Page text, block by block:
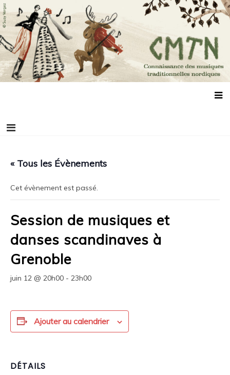
Aller
au
contenu
Connaissance des musiques traditionnelles
nordiques
Association de promotion des musiques, des danses et de la culture
scandinaves
« Tous les Évènements
Cet évènement est passé.
Session de musiques et
danses scandinaves à
Grenoble
juin 12 @ 20h00 - 23h00
Ajouter au calendrier
DÉTAILS